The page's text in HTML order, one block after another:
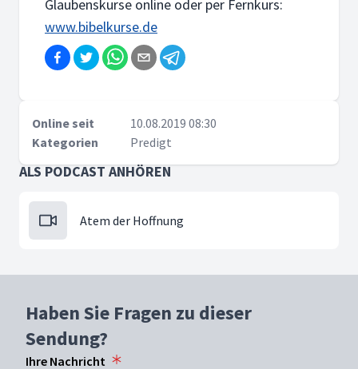
Glaubenskurse online oder per Fernkurs:
www.bibelkurse.de
Online seit
10.08.2019 08:30
Kategorien
Predigt
ALS PODCAST ANHÖREN
Atem der Hoffnung
Haben Sie Fragen zu dieser
Sendung?
Ihre Nachricht